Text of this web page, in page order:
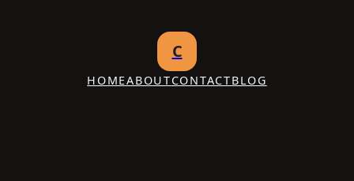
C
HOMEABOUTCONTACTBLOG